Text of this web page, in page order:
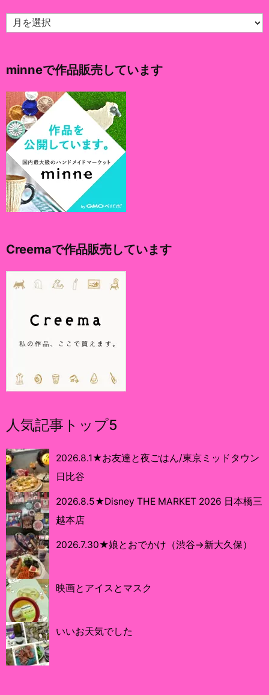
ア
ー
ブ
minneで作品販売しています
Creemaで作品販売しています
人気記事トップ5
2026.8.1★お友達と夜ごはん/東京ミッドタウン
日比谷
2026.8.5★Disney THE MARKET 2026 日本橋三
越本店
2026.7.30★娘とおでかけ（渋谷→新大久保）
映画とアイスとマスク
いいお天気でした